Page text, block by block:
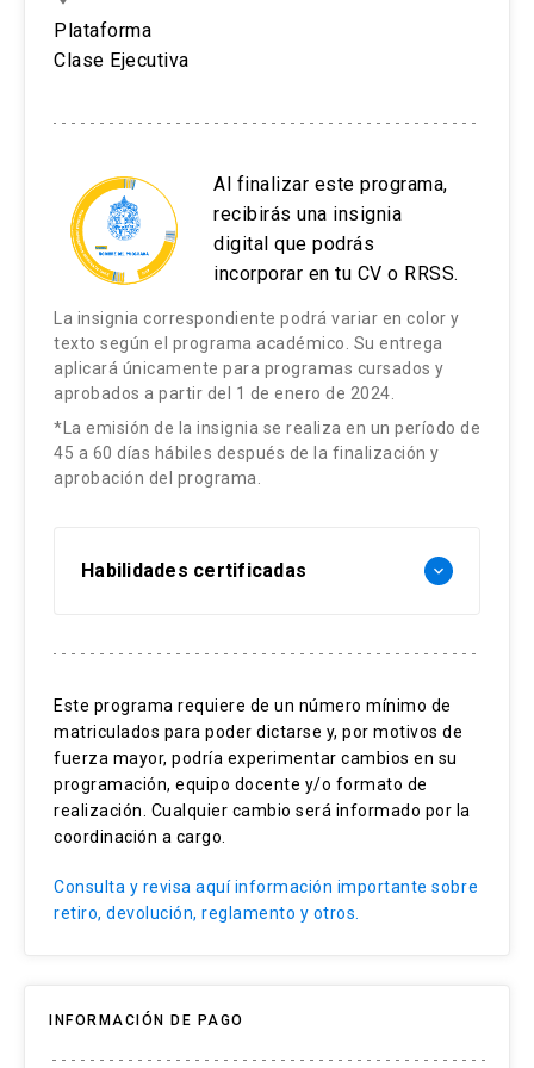
Buscando resultados superiores
ventas
Establecer una ruta de desarrollo para los
vendedores
resultados superiores
Herramientas de liderazgo y motivación
Plataforma
Clase Ejecutiva
Al finalizar este programa,
recibirás una insignia
digital que podrás
incorporar en tu CV o RRSS.
La insignia correspondiente podrá variar en color y
texto según el programa académico. Su entrega
aplicará únicamente para programas cursados y
aprobados a partir del 1 de enero de 2024.
*La emisión de la insignia se realiza en un período de
45 a 60 días hábiles después de la finalización y
aprobación del programa.
Habilidades certificadas keyboard_arrow_down
Dirección de ventas
Gestión de equipos
Control de gestión de ventas
Herramientas de liderazgo
Dirección de equipos de ventas
Este programa requiere de un número mínimo de
matriculados para poder dictarse y, por motivos de
fuerza mayor, podría experimentar cambios en su
programación, equipo docente y/o formato de
realización. Cualquier cambio será informado por la
coordinación a cargo.
Consulta y revisa aquí información importante sobre
retiro, devolución, reglamento y otros.
INFORMACIÓN DE PAGO